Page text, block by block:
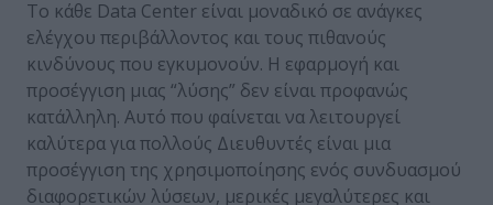
Το κάθε Data Center είναι μοναδικό σε ανάγκες
ελέγχου περιβάλλοντος και τους πιθανούς
κινδύνους που εγκυμονούν. Η εφαρμογή και
προσέγγιση μιας “λύσης” δεν είναι προφανώς
κατάλληλη. Αυτό που φαίνεται να λειτουργεί
καλύτερα για πολλούς Διευθυντές είναι μια
προσέγγιση της χρησιμοποίησης ενός συνδυασμού
διαφορετικών λύσεων, μερικές μεγαλύτερες και